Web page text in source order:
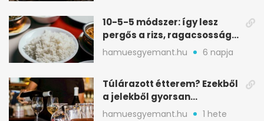
10-5-5 módszer: így lesz
pergős a rizs, ragacsosság
nélkül
hamuesgyemant.hu 6 napja
Túlárazott étterem? Ezekből
a jelekből gyorsan
észreveheted
hamuesgyemant.hu 1 hete